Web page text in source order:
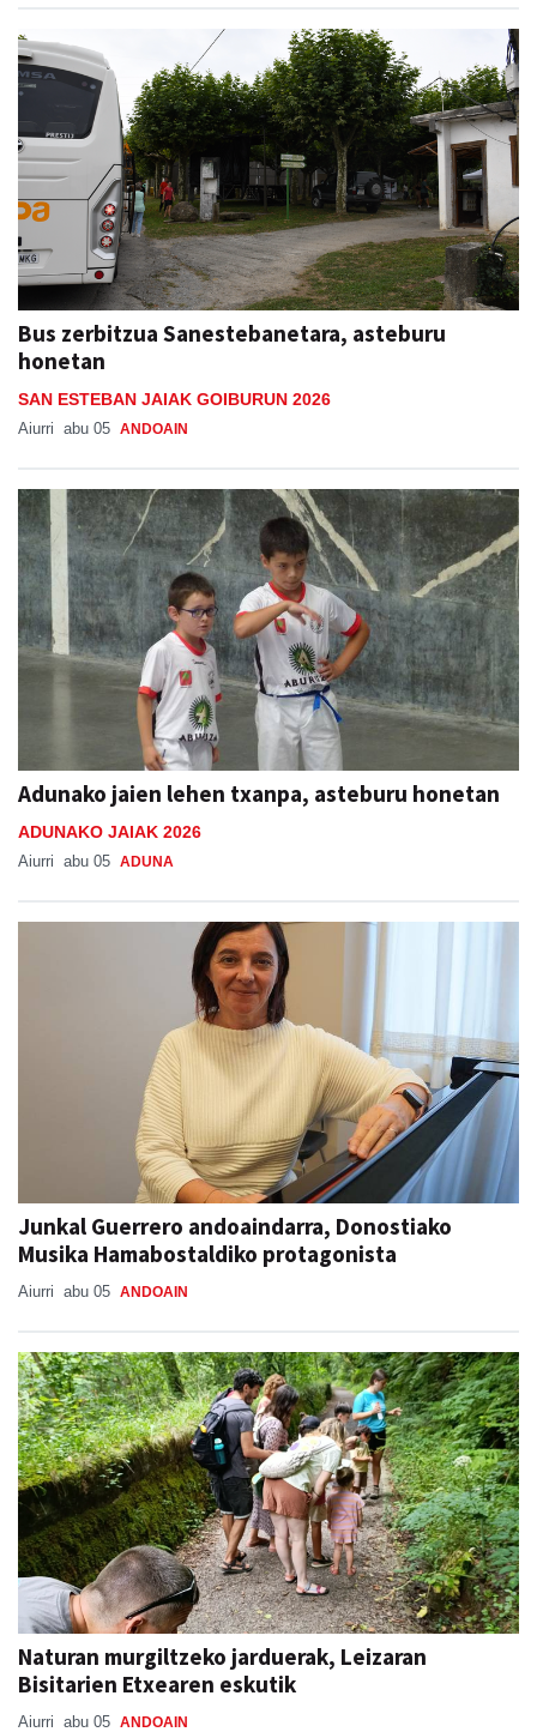
Bus zerbitzua Sanestebanetara, asteburu
honetan
SAN ESTEBAN JAIAK GOIBURUN 2026
Aiurri abu 05 ANDOAIN
Adunako jaien lehen txanpa, asteburu honetan
ADUNAKO JAIAK 2026
Aiurri abu 05 ADUNA
Junkal Guerrero andoaindarra, Donostiako
Musika Hamabostaldiko protagonista
Aiurri abu 05 ANDOAIN
Naturan murgiltzeko jarduerak, Leizaran
Bisitarien Etxearen eskutik
Aiurri abu 05 ANDOAIN